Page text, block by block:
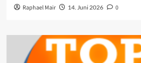
Raphael Mair 14. Juni 2026 0